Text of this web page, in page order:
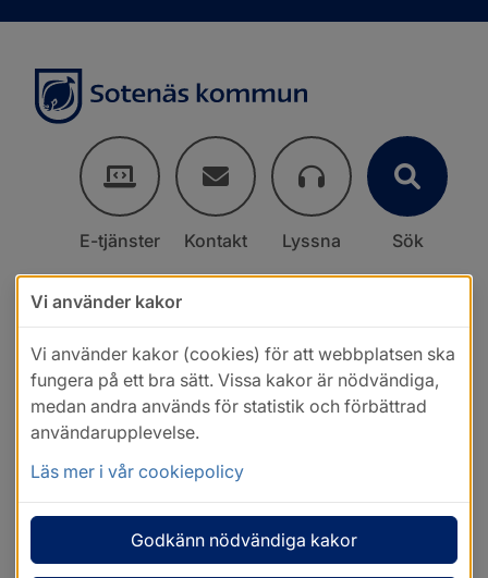
E-tjänster Kontakt Lyssna Sök
Vi använder kakor
Vi använder kakor (cookies) för att webbplatsen ska
fungera på ett bra sätt. Vissa kakor är nödvändiga,
medan andra används för statistik och förbättrad
användarupplevelse.
Läs mer i vår cookiepolicy
Godkänn nödvändiga kakor